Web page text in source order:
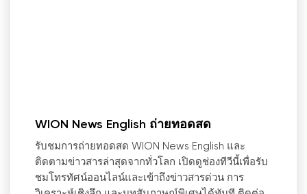
WION News English ถ่ายทอดสด
รับชมการถ่ายทอดสด WION News English และ
ติดตามข่าวสารล่าสุดจากทั่วโลก เปิดดูช่องทีวีนี้เพื่อรับ
ชมโทรทัศน์ออนไลน์และเข้าถึงข่าวสารด่วน การ